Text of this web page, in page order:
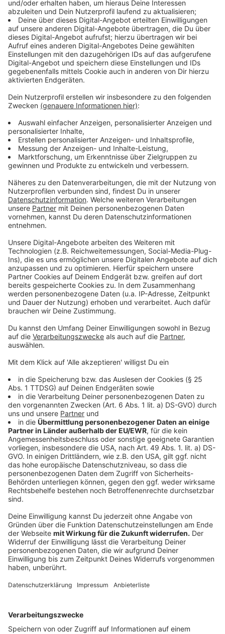
selbsthaftende Vebandbinden ( hier klicken*)
Verbandsschere (hier klicken*)
Pflaster
Einmalhandschuhe (hier klicken*)
Anzeige
Wundversorgung
Desinfektionsmittel (hier klicken*)
Kochsalzlösung
Pfotenbalsam
Anzeige
Medikamente
Anzeige
Individuelle Dauermedikamente
Magen-Darm-Präparate (hier klicken*)
Medikamente gegen Reisekrankheit
Parasiten-Schutz
Anzeige
Zeckenzange (hier klicken*)
Flohkamm (hier klicken *)
Zecken- und Flohschutz
Anzeige
Notfallausrüstung
Anzeige
Fieberthermometer
Rettungsdecke
Maulschlaufe